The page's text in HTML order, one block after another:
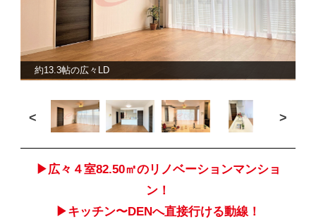
約13.3帖の広々LD
< >
▶︎広々４室82.50㎡のリノベーションマンショ
ン！
▶︎キッチン〜DENへ直接行ける動線！